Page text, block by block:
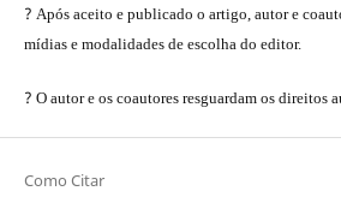
? Após aceito e publicado o artigo, autor e
mídias e modalidades de escolha do editor.
? O autor e os coautores resguardam os direitos
Como Citar